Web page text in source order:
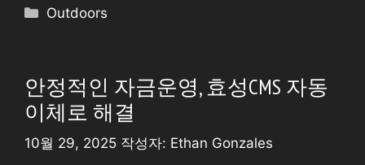
카
Outdoors
안정적인 자금운영, 효성CMS 자동
이체로 해결
10월 29, 2025 작성자: Ethan Gonzales